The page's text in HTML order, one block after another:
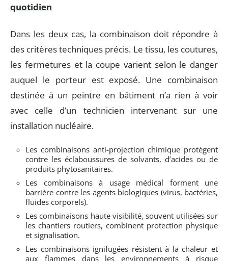
quotidien
Dans les deux cas, la combinaison doit répondre à
des critères techniques précis. Le tissu, les coutures,
les fermetures et la coupe varient selon le danger
auquel le porteur est exposé. Une combinaison
destinée à un peintre en bâtiment n’a rien à voir
avec celle d’un technicien intervenant sur une
installation nucléaire.
Les combinaisons anti-projection chimique protègent
contre les éclaboussures de solvants, d’acides ou de
produits phytosanitaires.
Les combinaisons à usage médical forment une
barrière contre les agents biologiques (virus, bactéries,
fluides corporels).
Les combinaisons haute visibilité, souvent utilisées sur
les chantiers routiers, combinent protection physique
et signalisation.
Les combinaisons ignifugées résistent à la chaleur et
aux flammes dans les environnements à risque